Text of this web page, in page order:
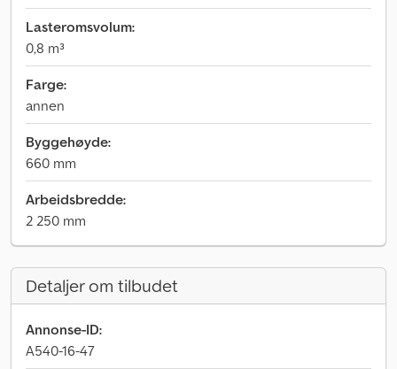
Lasteromsvolum:
0,8 m³
Farge:
annen
Byggehøyde:
660 mm
Arbeidsbredde:
2 250 mm
Detaljer om tilbudet
Annonse-ID:
A540-16-47